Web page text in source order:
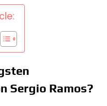
Sergio Ramos?